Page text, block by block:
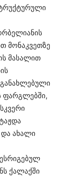
მონაკვეთზე
მასალით
ფარგლებში,
და ახალი
ქალაქში